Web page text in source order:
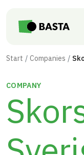
Start Companies
COMPANY